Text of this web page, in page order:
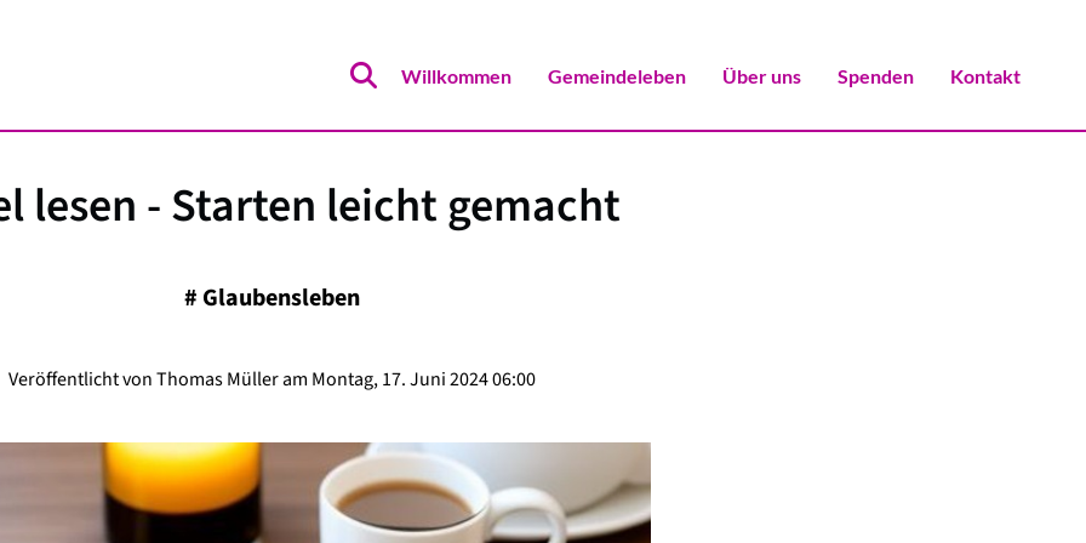
Willkommen Gemeindeleben Über uns Spenden Kontakt
lesen - Starten leicht gemacht
# Glaubensleben
Veröffentlicht von Thomas Müller am Montag, 17. Juni 2024 06:00